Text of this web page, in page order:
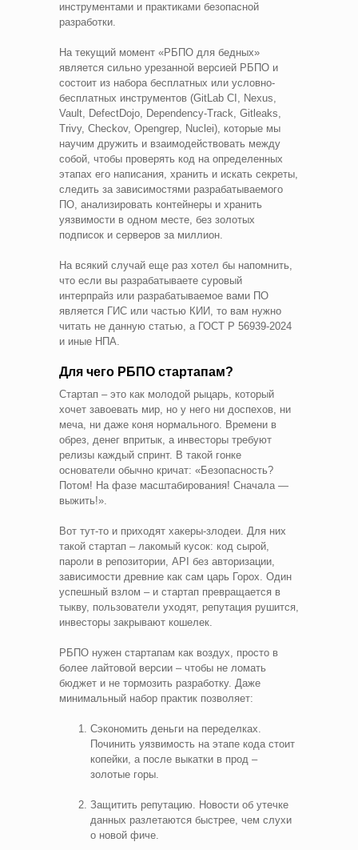
инструментами и практиками безопасной
разработки.
На текущий момент «РБПО для бедных»
является сильно урезанной версией РБПО и
состоит из набора бесплатных или условно-
бесплатных инструментов (GitLab CI, Nexus,
Vault, DefectDojo, Dependency-Track, Gitleaks,
Trivy, Checkov, Opengrep, Nuclei), которые мы
научим дружить и взаимодействовать между
собой, чтобы проверять код на определенных
этапах его написания, хранить и искать секреты,
следить за зависимостями разрабатываемого
ПО, анализировать контейнеры и хранить
уязвимости в одном месте, без золотых
подписок и серверов за миллион.
На всякий случай еще раз хотел бы напомнить,
что если вы разрабатываете суровый
интерпрайз или разрабатываемое вами ПО
является ГИС или частью КИИ, то вам нужно
читать не данную статью, а ГОСТ Р 56939-2024
и иные НПА.
Для чего РБПО стартапам?
Стартап – это как молодой рыцарь, который
хочет завоевать мир, но у него ни доспехов, ни
меча, ни даже коня нормального. Времени в
обрез, денег впритык, а инвесторы требуют
релизы каждый спринт. В такой гонке
основатели обычно кричат: «Безопасность?
Потом! На фазе масштабирования! Сначала —
выжить!».
Вот тут-то и приходят хакеры-злодеи. Для них
такой стартап – лакомый кусок: код сырой,
пароли в репозитории, API без авторизации,
зависимости древние как сам царь Горох. Один
успешный взлом – и стартап превращается в
тыкву, пользователи уходят, репутация рушится,
инвесторы закрывают кошелек.
РБПО нужен стартапам как воздух, просто в
более лайтовой версии – чтобы не ломать
бюджет и не тормозить разработку. Даже
минимальный набор практик позволяет:
Сэкономить деньги на переделках.
Починить уязвимость на этапе кода стоит
копейки, а после выкатки в прод –
золотые горы.
Защитить репутацию. Новости об утечке
данных разлетаются быстрее, чем слухи
о новой фиче.